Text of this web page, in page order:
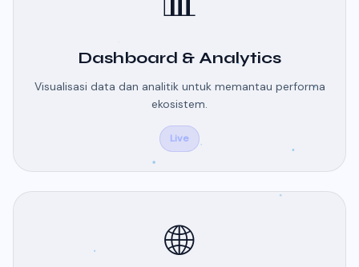
Dashboard & Analytics
Visualisasi data dan analitik untuk memantau performa
ekosistem.
Live
🌐